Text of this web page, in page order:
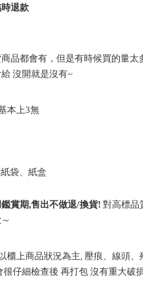
退款
品都會有，但是有時候買的量太
沒開就是沒有~
本上3無
袋、紙盒
賞期,售出不做退/換貨! 對高標品
櫃上商品狀況為主, 壓痕、線頭、
很仔細檢查後 再打包沒有重大破